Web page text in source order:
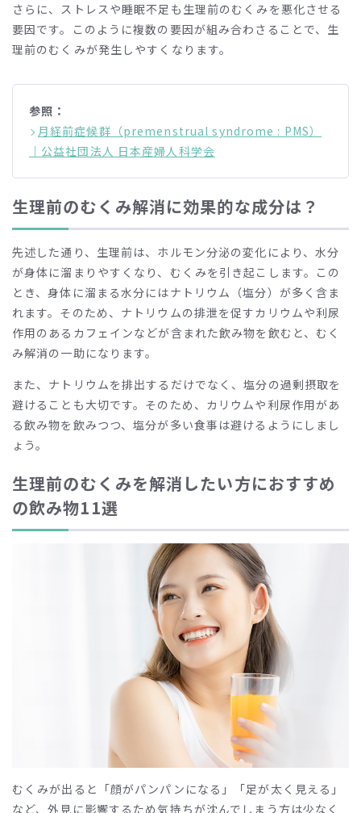
さらに、ストレスや睡眠不足も生理前のむくみを悪化させる
要因です。このように複数の要因が組み合わさることで、生
理前のむくみが発生しやすくなります。
参照：
月経前症候群（premenstrual syndrome : PMS）
｜公益社団法人 日本産婦人科学会
生理前のむくみ解消に効果的な成分は？
先述した通り、生理前は、ホルモン分泌の変化により、水分
が身体に溜まりやすくなり、むくみを引き起こします。この
とき、身体に溜まる水分にはナトリウム（塩分）が多く含ま
れます。そのため、ナトリウムの排泄を促すカリウムや利尿
作用のあるカフェインなどが含まれた飲み物を飲むと、むく
み解消の一助になります。
また、ナトリウムを排出するだけでなく、塩分の過剰摂取を
避けることも大切です。そのため、カリウムや利尿作用があ
る飲み物を飲みつつ、塩分が多い食事は避けるようにしまし
ょう。
生理前のむくみを解消したい方におすすめ
の飲み物11選
むくみが出ると「顔がパンパンになる」「足が太く見える」
など、外見に影響するため気持ちが沈んでしまう方は少なく